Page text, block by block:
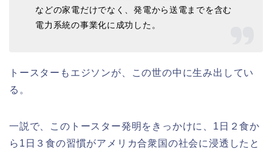
などの家電だけでなく、発電から送電までを含む
電力系統の事業化に成功した。
トースターもエジソンが、この世の中に生み出してい
る。
一説で、このトースター発明をきっかけに、1日２食か
ら1日３食の習慣がアメリカ合衆国の社会に浸透したと